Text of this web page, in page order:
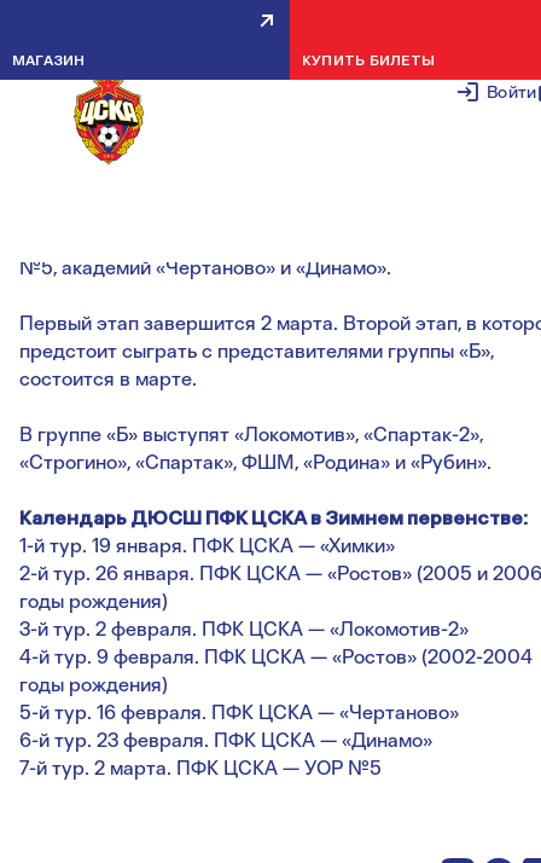
Войти
МАГАЗИН КУПИТЬ БИЛЕТЫ
В ПРЕДСТОЯЩИЕ ВЫХОДНЫЕ
СТАРТУЕТ ЗИМНЕЕ
№5, академий «Чертаново» и «Динамо».
Первый этап завершится 2 марта. Второй этап, в
предстоит сыграть с представителями группы «Б»,
состоится в марте.
В группе «Б» выступят «Локомотив», «Спартак-2»,
«Строгино», «Спартак», ФШМ, «Родина» и «Рубин».
Календарь ДЮСШ ПФК ЦСКА в Зимнем первенстве:
1-й тур. 19 января. ПФК ЦСКА — «Химки»
2-й тур. 26 января. ПФК ЦСКА — «Ростов» (2005 и 2006
годы рождения)
3-й тур. 2 февраля. ПФК ЦСКА — «Локомотив-2»
4-й тур. 9 февраля. ПФК ЦСКА — «Ростов» (2002-2004
годы рождения)
5-й тур. 16 февраля. ПФК ЦСКА — «Чертаново»
6-й тур. 23 февраля. ПФК ЦСКА — «Динамо»
7-й тур. 2 марта. ПФК ЦСКА — УОР №5